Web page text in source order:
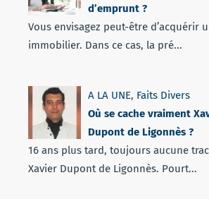
d’emprunt ?
Vous envisagez peut-être d’acquérir
immobilier. Dans ce cas, la pré...
A LA UNE, Faits Divers
Où se cache vraiment
Dupont de Ligonnès ?
16 ans plus tard, toujours aucune
Xavier Dupont de Ligonnès. Pourt...